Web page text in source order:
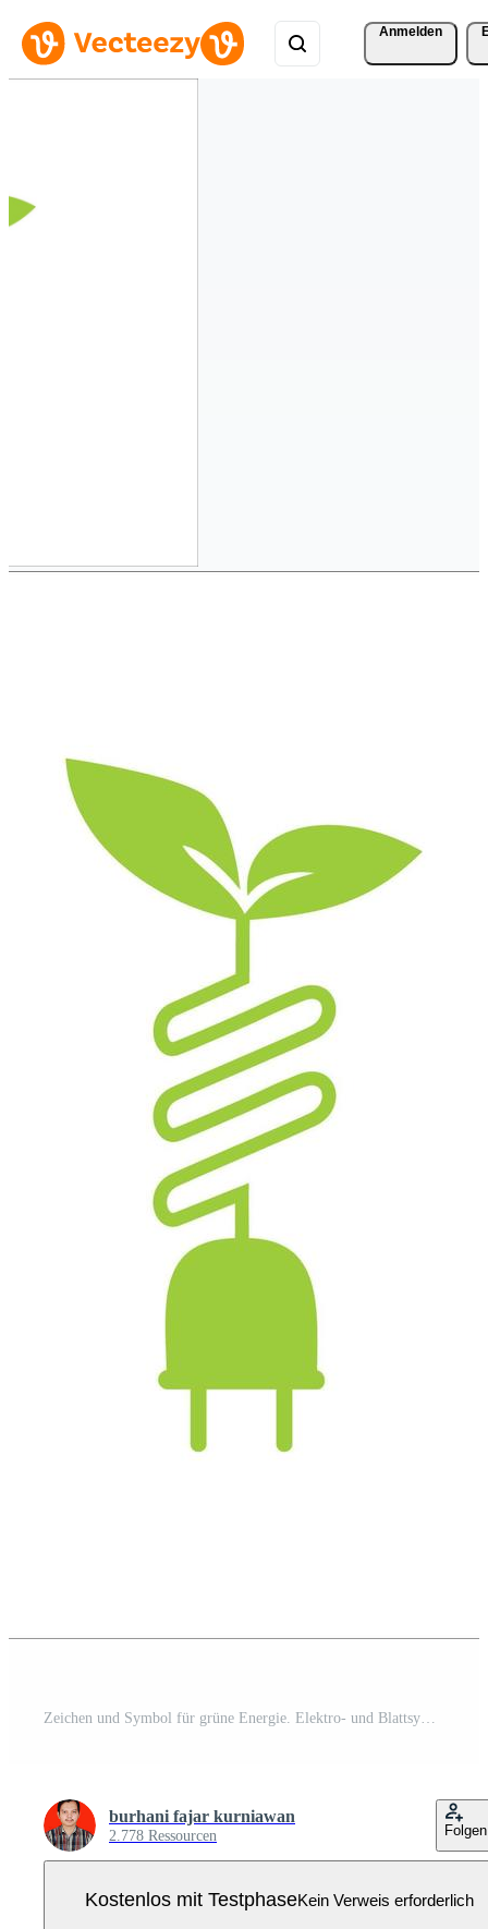
Anmelden
Zeichen und Symbol für grüne Energie. Elektro- und Blattsymbol-Vektorillustration Pro Vektor
burhani fajar kurniawan
2.778 Ressourcen Folgen
Kostenlos mit TestphaseKein Verweis erforderlich